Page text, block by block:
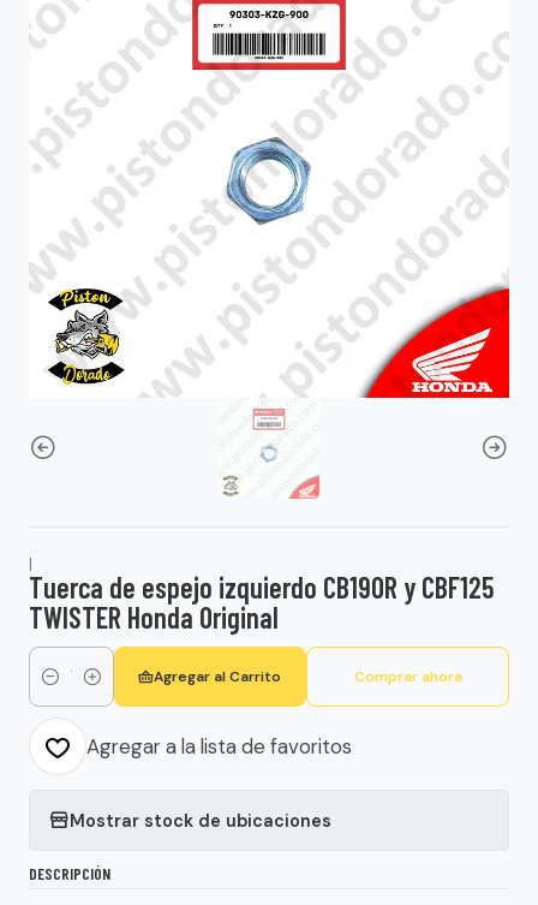
|
Tuerca de espejo izquierdo CB190R y CBF125
TWISTER Honda Original
Cantidad
Agregar al Carrito Comprar ahora
Agregar a la lista de favoritos
Mostrar stock de ubicaciones
DESCRIPCIÓN